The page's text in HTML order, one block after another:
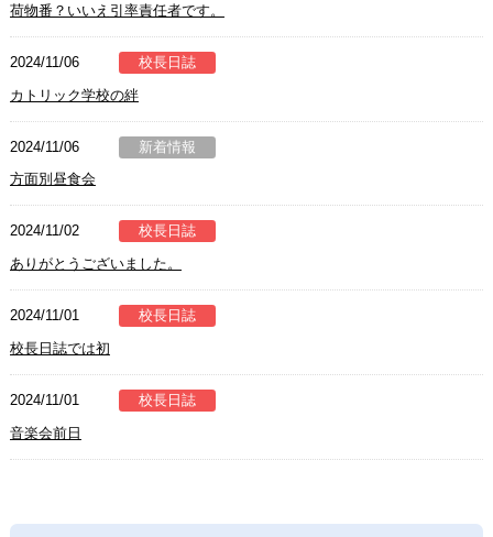
荷物番？いいえ引率責任者です。
2024/11/06
校長日誌
カトリック学校の絆
2024/11/06
新着情報
方面別昼食会
2024/11/02
校長日誌
ありがとうございました。
2024/11/01
校長日誌
校長日誌では初
2024/11/01
校長日誌
音楽会前日